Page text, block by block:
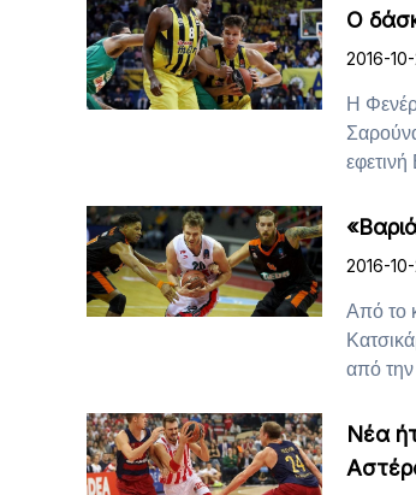
Ο
2016-
Η
2016-
Από το
από την
Νέα